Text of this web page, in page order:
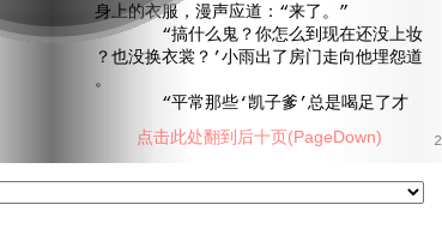
身上的衣服，漫声应道：“来了。”
“搞什么鬼？你怎么到现在还没上妆
？也没换衣裳？’小雨出了房门走向他埋怨道
。
“平常那些‘凯子爹’总是喝足了才
2
点击此处翻到后十页(PageDown)